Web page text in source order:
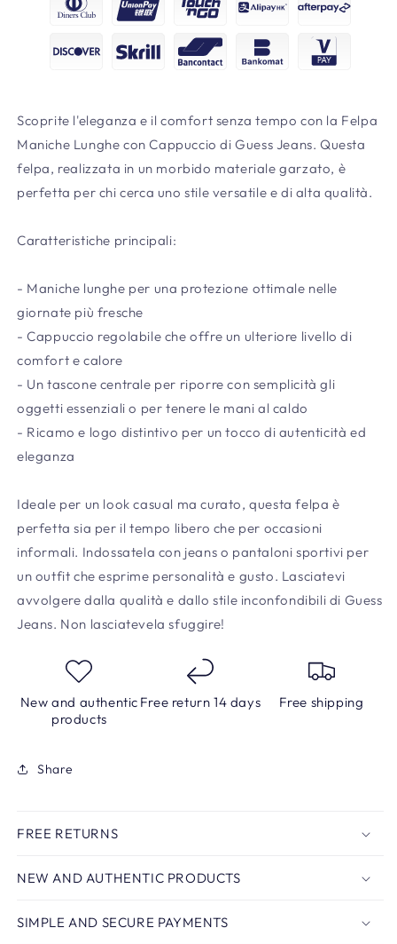
Scoprite l'eleganza e il comfort senza tempo con la Felpa
Maniche Lunghe con Cappuccio di Guess Jeans. Questa
felpa, realizzata in un morbido materiale garzato, è
perfetta per chi cerca uno stile versatile e di alta qualità.
Caratteristiche principali:
- Maniche lunghe per una protezione ottimale nelle
giornate più fresche
- Cappuccio regolabile che offre un ulteriore livello di
comfort e calore
- Un tascone centrale per riporre con semplicità gli
oggetti essenziali o per tenere le mani al caldo
- Ricamo e logo distintivo per un tocco di autenticità ed
eleganza
Ideale per un look casual ma curato, questa felpa è
perfetta sia per il tempo libero che per occasioni
informali. Indossatela con jeans o pantaloni sportivi per
un outfit che esprime personalità e gusto. Lasciatevi
avvolgere dalla qualità e dallo stile inconfondibili di Guess
Jeans. Non lasciatevela sfuggire!
New and authentic
products
Free return 14 days Free shipping
Share
FREE RETURNS
NEW AND AUTHENTIC PRODUCTS
SIMPLE AND SECURE PAYMENTS